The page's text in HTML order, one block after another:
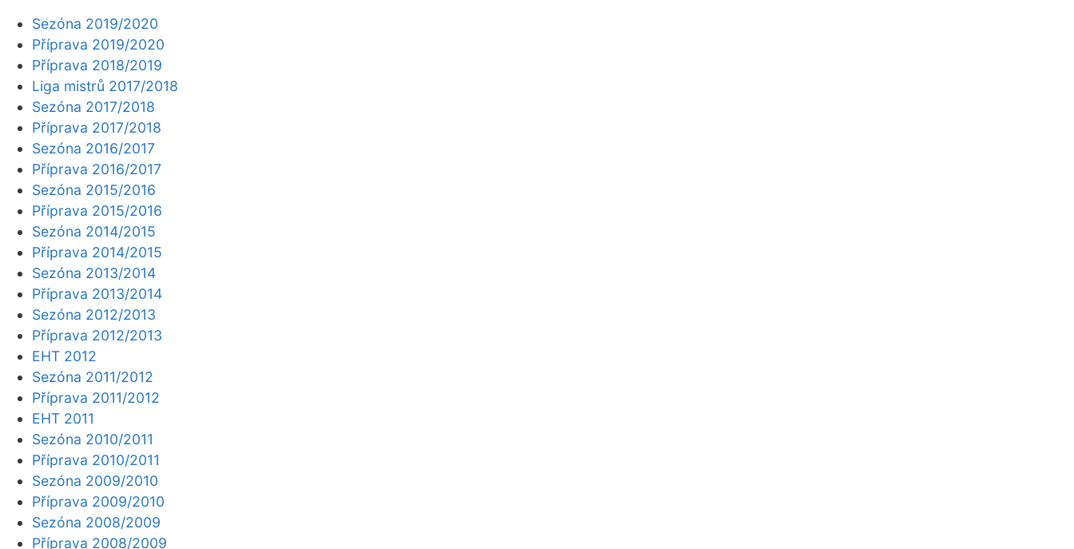
Sezóna 2019/2020
Příprava 2019/2020
Příprava 2018/2019
Liga mistrů 2017/2018
Sezóna 2017/2018
Příprava 2017/2018
Sezóna 2016/2017
Příprava 2016/2017
Sezóna 2015/2016
Příprava 2015/2016
Sezóna 2014/2015
Příprava 2014/2015
Sezóna 2013/2014
Příprava 2013/2014
Sezóna 2012/2013
Příprava 2012/2013
EHT 2012
Sezóna 2011/2012
Příprava 2011/2012
EHT 2011
Sezóna 2010/2011
Příprava 2010/2011
Sezóna 2009/2010
Příprava 2009/2010
Sezóna 2008/2009
Příprava 2008/2009